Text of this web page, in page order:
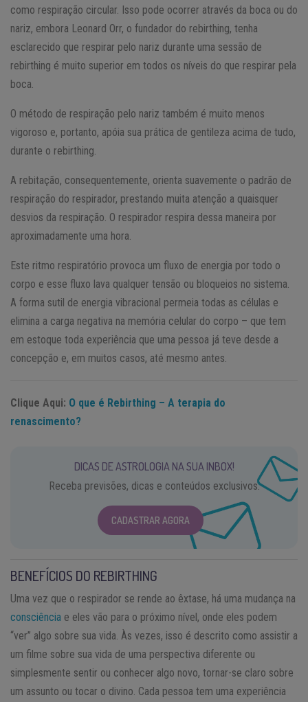
como respiração circular. Isso pode ocorrer através da boca ou do
nariz, embora Leonard Orr, o fundador do rebirthing, tenha
esclarecido que respirar pelo nariz durante uma sessão de
rebirthing é muito superior em todos os níveis do que respirar pela
boca.
O método de respiração pelo nariz também é muito menos
vigoroso e, portanto, apóia sua prática de gentileza acima de tudo,
durante o rebirthing.
A rebitação, consequentemente, orienta suavemente o padrão de
respiração do respirador, prestando muita atenção a quaisquer
desvios da respiração. O respirador respira dessa maneira por
aproximadamente uma hora.
Este ritmo respiratório provoca um fluxo de energia por todo o
corpo e esse fluxo lava qualquer tensão ou bloqueios no sistema.
A forma sutil de energia vibracional permeia todas as células e
elimina a carga negativa na memória celular do corpo – que tem
em estoque toda experiência que uma pessoa já teve desde a
concepção e, em muitos casos, até mesmo antes.
Clique Aqui: O que é Rebirthing – A terapia do
renascimento?
DICAS DE ASTROLOGIA NA SUA INBOX!
Receba previsões, dicas e conteúdos exclusivos.
CADASTRAR AGORA
BENEFÍCIOS DO REBIRTHING
Uma vez que o respirador se rende ao êxtase, há uma mudança na
consciência e eles vão para o próximo nível, onde eles podem
“ver” algo sobre sua vida. Às vezes, isso é descrito como assistir a
um filme sobre sua vida de uma perspectiva diferente ou
simplesmente sentir ou conhecer algo novo, tornar-se claro sobre
um assunto ou tocar o divino. Cada pessoa tem uma experiência